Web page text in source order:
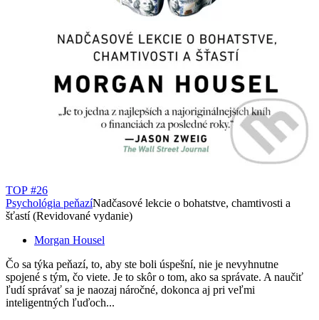
TOP #26
Psychológia peňazíNadčasové lekcie o bohatstve, chamtivosti a
šťastí (Revidované vydanie)
Morgan Housel
Čo sa týka peňazí, to, aby ste boli úspešní, nie je nevyhnutne
spojené s tým, čo viete. Je to skôr o tom, ako sa správate. A naučiť
ľudí správať sa je naozaj náročné, dokonca aj pri veľmi
inteligentných ľuďoch...